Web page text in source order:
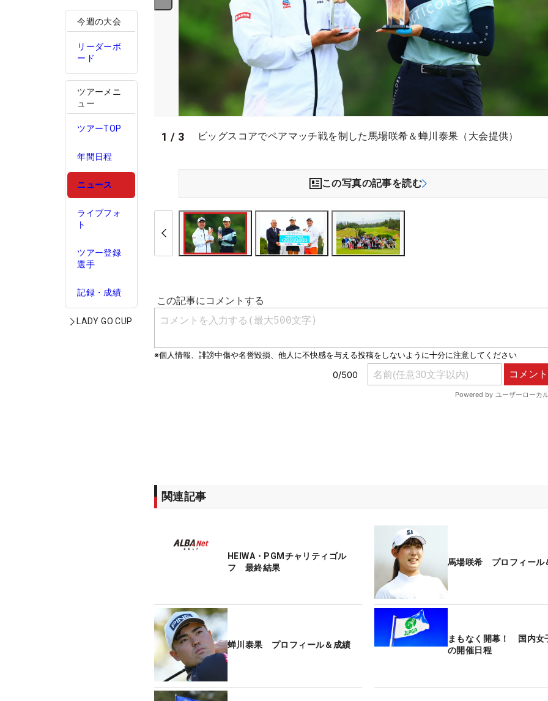
今週の大会
リーダーボ
ード
ツアーメニ
ュー
ツアーTOP
年間日程
ニュース
ライブフォ
ト
ツアー登録
選手
記録・成績
LADY GO CUP
1 / 3 ビッグスコアでペアマッチ戦を制した馬場咲希＆蝉川泰果（大会提供）
この写真の記事を読む
関連記事
HEIWA・PGMチャリティゴル
フ 最終結果
馬場咲希 プロフィール
蝉川泰果 プロフィール＆成績
まもなく開幕！ 国内女
の開催日程